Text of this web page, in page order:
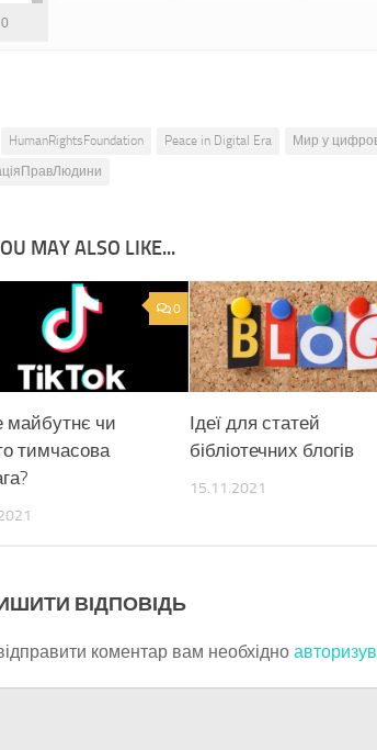
0
HumanRightsFoundation Peace in Digital Era Мир у
MAY ALSO LIKE...
0
чи
тимчасова
Ідеї для статей
бібліотечних блогів
15.11.2021
ВІДПОВІДЬ
коментар вам необхідно